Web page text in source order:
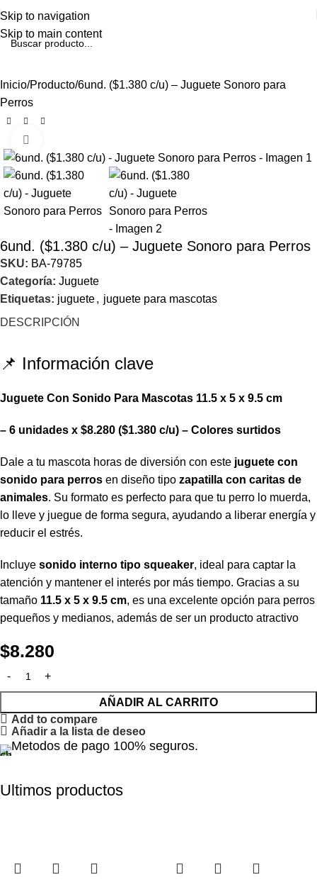
Skip to navigation
Skip to main content
Inicio Producto 6und. ($1.380 c/u) – Juguete Sonoro para
Perros
6und. ($1.380 c/u) – Juguete Sonoro para Perros
SKU: BA-79785
Categoría: Juguete
Etiquetas: juguete, juguete para mascotas
DESCRIPCIÓN
📌 Información clave
Juguete Con Sonido Para Mascotas 11.5 x 5 x 9.5 cm
– 6 unidades x $8.280 ($1.380 c/u) – Colores surtidos
Dale a tu mascota horas de diversión con este juguete con
sonido para perros en diseño tipo zapatilla con caritas de
animales. Su formato es perfecto para que tu perro lo muerda,
lo lleve y juegue de forma segura, ayudando a liberar energía y
reducir el estrés.
Incluye sonido interno tipo squeaker, ideal para captar la
atención y mantener el interés por más tiempo. Gracias a su
tamaño 11.5 x 5 x 9.5 cm, es una excelente opción para perros
pequeños y medianos, además de ser un producto atractivo
$8.280
AÑADIR AL CARRITO
Add to compare
Añadir a la lista de deseo
Metodos de pago 100% seguros.
Ultimos productos